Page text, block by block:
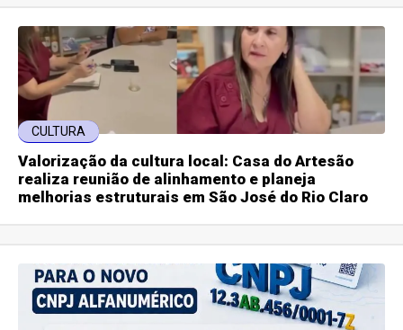
CULTURA
Valorização da cultura local: Casa do Artesão
realiza reunião de alinhamento e planeja
melhorias estruturais em São José do Rio Claro